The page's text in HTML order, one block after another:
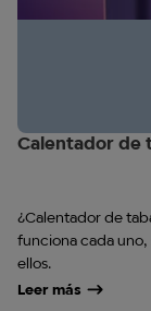
Calentador de
¿Calentador de
funciona cada uno,
ellos.
Leer más